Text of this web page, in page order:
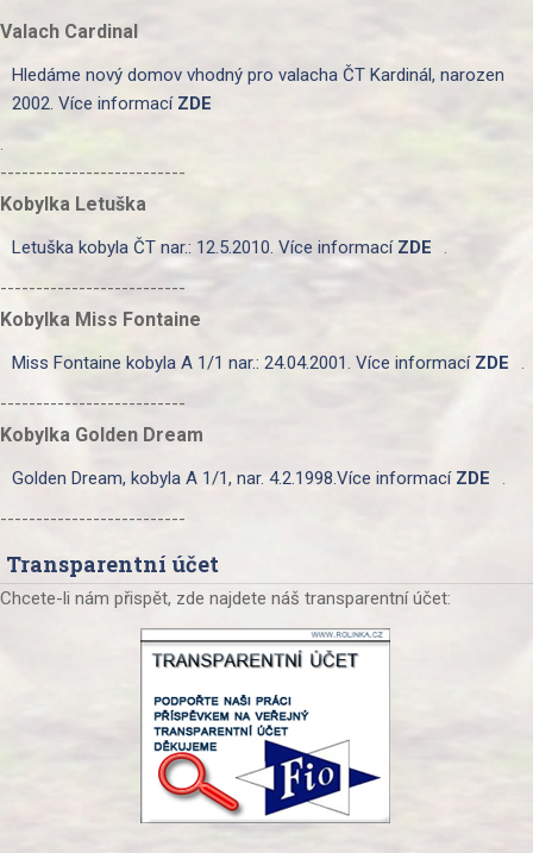
Valach Cardinal
Hledáme nový domov vhodný pro valacha ČT Kardinál, narozen
2002. Více informací ZDE
.
--------------------------
Kobylka Letuška
Letuška kobyla ČT nar.: 12.5.2010. Více informací ZDE
.
--------------------------
Kobylka Miss Fontaine
Miss Fontaine kobyla A 1/1 nar.: 24.04.2001. Více informací ZDE
.
--------------------------
Kobylka Golden Dream
Golden Dream, kobyla A 1/1, nar. 4.2.1998.Více informací ZDE
.
--------------------------
Transparentní účet
Chcete-li nám přispět, zde najdete náš transparentní účet: